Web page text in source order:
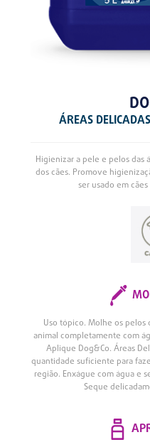
ÁREAS
Higienizar a pele e pelos das
dos cães. Promove
ser usado em
Uso tópico. Molhe os
animal completamente com
Aplique Dog&Co. Áreas
quantidade suficiente para
região. Enxágue com água e
Seque